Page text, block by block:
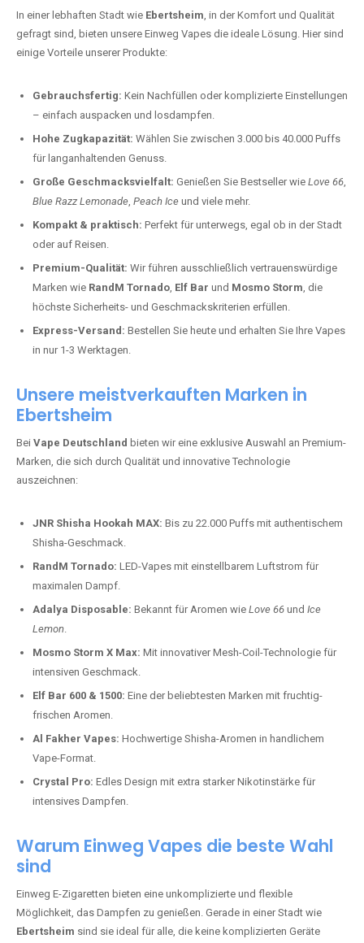
In einer lebhaften Stadt wie Ebertsheim, in der Komfort und Qualität
gefragt sind, bieten unsere Einweg Vapes die ideale Lösung. Hier sind
einige Vorteile unserer Produkte:
Gebrauchsfertig: Kein Nachfüllen oder komplizierte Einstellungen
– einfach auspacken und losdampfen.
Hohe Zugkapazität: Wählen Sie zwischen 3.000 bis 40.000 Puffs
für langanhaltenden Genuss.
Große Geschmacksvielfalt: Genießen Sie Bestseller wie Love 66,
Blue Razz Lemonade, Peach Ice und viele mehr.
Kompakt & praktisch: Perfekt für unterwegs, egal ob in der Stadt
oder auf Reisen.
Premium-Qualität: Wir führen ausschließlich vertrauenswürdige
Marken wie RandM Tornado, Elf Bar und Mosmo Storm, die
höchste Sicherheits- und Geschmackskriterien erfüllen.
Express-Versand: Bestellen Sie heute und erhalten Sie Ihre Vapes
in nur 1-3 Werktagen.
Unsere meistverkauften Marken in
Ebertsheim
Bei Vape Deutschland bieten wir eine exklusive Auswahl an Premium-
Marken, die sich durch Qualität und innovative Technologie
auszeichnen:
JNR Shisha Hookah MAX: Bis zu 22.000 Puffs mit authentischem
Shisha-Geschmack.
RandM Tornado: LED-Vapes mit einstellbarem Luftstrom für
maximalen Dampf.
Adalya Disposable: Bekannt für Aromen wie Love 66 und Ice
Lemon.
Mosmo Storm X Max: Mit innovativer Mesh-Coil-Technologie für
intensiven Geschmack.
Elf Bar 600 & 1500: Eine der beliebtesten Marken mit fruchtig-
frischen Aromen.
Al Fakher Vapes: Hochwertige Shisha-Aromen in handlichem
Vape-Format.
Crystal Pro: Edles Design mit extra starker Nikotinstärke für
intensives Dampfen.
Warum Einweg Vapes die beste Wahl
sind
Einweg E-Zigaretten bieten eine unkomplizierte und flexible
Möglichkeit, das Dampfen zu genießen. Gerade in einer Stadt wie
Ebertsheim sind sie ideal für alle, die keine komplizierten Geräte